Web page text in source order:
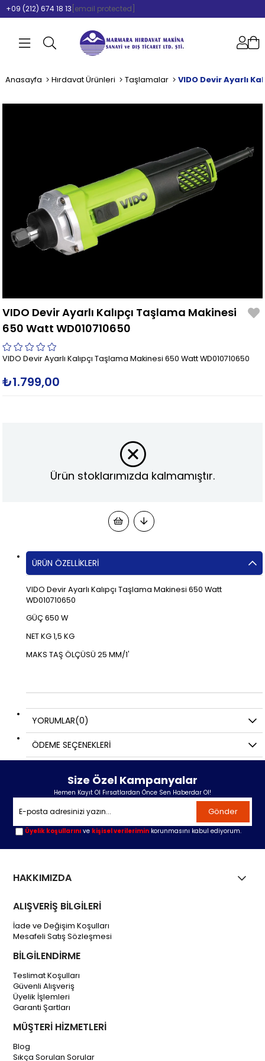
+09 (212) 674 18 13 [email protected]
Anasayfa Hırdavat Ürünleri Taşlamalar
VIDO Devir Ayarlı Kalıpçı Taşlama Makinesi
650 Watt WD010710650
VIDO Devir Ayarlı Kalıpçı Taşlama Makinesi 650 Watt WD010710650
₺1.799,00
Ürün stoklarımızda kalmamıştır.
ÜRÜN ÖZELLIKLERI
VIDO Devir Ayarlı Kalıpçı Taşlama Makinesi 650 Watt
WD010710650
GÜÇ 650 W
NET KG 1,5 KG
MAKS TAŞ ÖLÇÜSÜ 25 MM/1'
YORUMLAR(0)
ÖDEME SEÇENEKLERI
Size Özel Kampanyalar
Hemen Kayıt Ol Fırsatlardan Önce Sen Haberdar Ol!
Gönder
Üyelik koşullarını ve kişisel verilerimin korunmasını kabul ediyorum.
HAKKIMIZDA
ALIŞVERİŞ BİLGİLERİ
İade ve Değişim Koşulları
Mesafeli Satış Sözleşmesi
BİLGİLENDİRME
Teslimat Koşulları
Güvenli Alışveriş
Üyelik İşlemleri
Garanti Şartları
MÜŞTERİ HİZMETLERİ
Blog
Sıkça Sorulan Sorular